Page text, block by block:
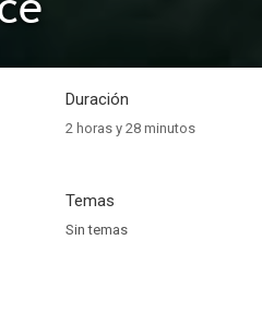
Duración
2 horas y 28 minutos
Temas
Sin temas